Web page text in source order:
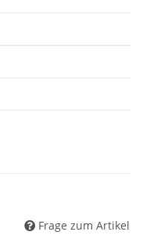
Frage zum Artikel